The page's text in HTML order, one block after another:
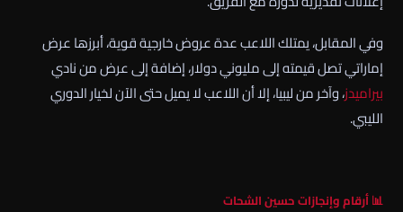
وفي المقابل، يمتلك اللاعب عدة عروض خارجية قوية، أبرزها عرض
إماراتي تصل قيمته إلى مليوني دولار، إضافة إلى عرض من نادي
بيراميدز، وآخر من ليبيا، إلا أن اللاعب لا يميل حتى الآن لخيار الدوري
الليبي.
📊 أرقام وإنجازات حسين الشحات